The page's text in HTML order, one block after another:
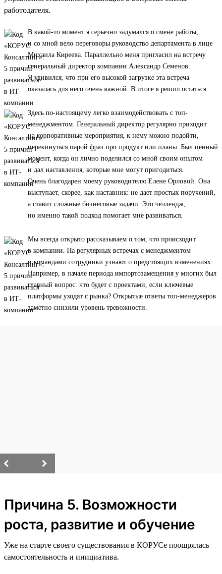
работодателя.
В какой-то момент я серьезно задумался о смене работы,
и со мной вело переговоры руководство департамента в лице
Михаила Киреева. Параллельно меня пригласил на встречу
генеральный директор компании Александр Семенов.
Я удивился, что при его высокой загрузке эта встреча
оказалась для него очень важной. В итоге я решил остаться.
Здесь по-настоящему легко взаимодействовать с топ-
менеджментом. Генеральный директор регулярно приходит
на корпоративные мероприятия, к нему можно подойти,
перекинуться парой фраз про продукт или планы. Был ценный
момент, когда он лично поделился со мной своим опытом
и дал наставления, которые мне могут пригодиться.
Очень благодарен моему руководителю Елене Орловой. Она
выступает, скорее, как наставник: не дает простых поручений,
а ставит сложные бизнесовые задачи. Это челлендж,
но именно такой подход помогает мне развиваться.
Мы всегда открыто рассказываем о том, что происходит
в компании. На регулярных встречах с менеджментом
и командами сотрудники узнают о предстоящих изменениях.
Например, в начале периода импортозамещения у многих был
главный вопрос: что будет с проектами, если ключевые
платформы уходят с рынка? Открытые ответы топ-менеджеров
заметно снизили уровень тревожности.
Причина 5. Возможности
роста, развитие и обучение
Уже на старте своего существования в КОРУСе поощрялась
самостоятельность и инициатива.